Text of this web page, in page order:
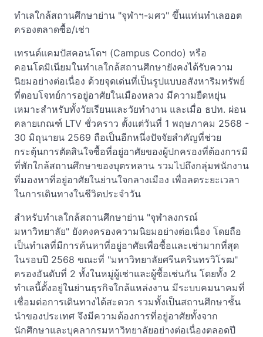
ทำเลใกล้สถานศึกษาย่าน "จุฬาฯ-มศว" ขึ้นแท่นทำเลฮอต
ครองตลาดซื้อ/เช่า
เทรนด์แคมปัสคอนโดฯ (Campus Condo) หรือ
คอนโดมิเนียมในทำเลใกล้สถานศึกษายังคงได้รับความ
นิยมอย่างต่อเนื่อง ด้วยจุดเด่นที่เป็นรูปแบบอสังหาริมทรัพย์
ที่ตอบโจทย์การอยู่อาศัยในเมืองหลวง มีความยืดหยุ่น
เหมาะสำหรับทั้งวัยเรียนและวัยทำงาน และเมื่อ ธปท. ผ่อน
คลายเกณฑ์ LTV ชั่วคราว ตั้งแต่วันที่ 1 พฤษภาคม 2568 -
30 มิถุนายน 2569 ถือเป็นอีกหนึ่งปัจจัยสำคัญที่ช่วย
กระตุ้นการตัดสินใจซื้อที่อยู่อาศัยของผู้ปกครองที่ต้องการมี
ที่พักใกล้สถานศึกษาของบุตรหลาน รวมไปถึงกลุ่มพนักงาน
ที่มองหาที่อยู่อาศัยในย่านใจกลางเมือง เพื่อลดระยะเวลา
ในการเดินทางในชีวิตประจำวัน
สำหรับทำเลใกล้สถานศึกษาย่าน "จุฬาลงกรณ์
มหาวิทยาลัย" ยังคงครองความนิยมอย่างต่อเนื่อง โดยถือ
เป็นทำเลที่มีการค้นหาที่อยู่อาศัยเพื่อซื้อและเช่ามากที่สุด
ในรอบปี 2568 ขณะที่ "มหาวิทยาลัยศรีนครินทรวิโรฒ"
ครองอันดับที่ 2 ทั้งในหมู่ผู้เช่าและผู้ซื้อเช่นกัน โดยทั้ง 2
ทำเลนี้ตั้งอยู่ในย่านธุรกิจใกล้แหล่งงาน มีระบบคมนาคมที่
เชื่อมต่อการเดินทางได้สะดวก รวมทั้งเป็นสถานศึกษาชั้น
นำของประเทศ จึงมีความต้องการที่อยู่อาศัยทั้งจาก
นักศึกษาและบุคลากรมหาวิทยาลัยอย่างต่อเนื่องตลอดปี